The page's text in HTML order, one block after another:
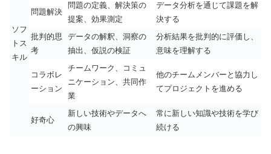
ソフ
トス
キル
問題解決
問題の定義、解決策の
提案、効果測定
データ分析を通じて課題を解
決する
批判的思
考
データの解釈、洞察の
抽出、仮説の検証
分析結果を批判的に評価し、
意味を理解する
コラボレ
ーション
チームワーク、コミュ
ニケーション、共同作
業
他のチームメンバーと協力し
てプロジェクトを進める
好奇心
新しい技術やデータへ
の興味
常に新しい知識や技術を学び
続ける